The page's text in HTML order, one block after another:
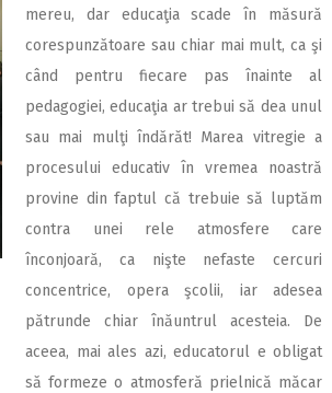
mereu, dar educaţia scade în măsură
corespunzătoare sau chiar mai mult, ca şi
când pentru fiecare pas înainte al
pedagogiei, educaţia ar trebui să dea unul
sau mai mulţi îndărăt! Marea vitregie a
procesului educativ în vremea noastră
provine din faptul că trebuie să luptăm
contra unei rele atmosfere care
înconjoară, ca nişte nefaste cercuri
concentrice, opera şcolii, iar adesea
pătrunde chiar înăuntrul acesteia. De
aceea, mai ales azi, educatorul e obligat
să formeze o atmosferă prielnică măcar